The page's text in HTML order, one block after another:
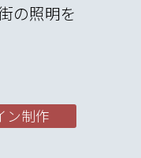
の照明を
ン制作